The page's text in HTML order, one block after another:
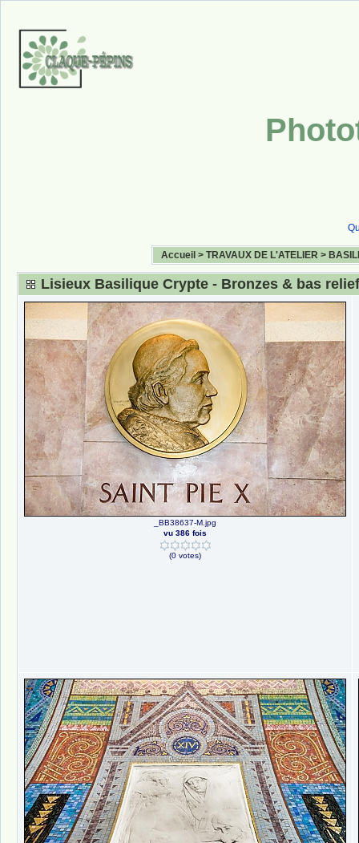
Accueil > TRAVAUX DE L'ATELIER >
Lisieux Basilique Crypte - Bronzes & bas
_BB38637-M.jpg
vu 386 fois
(0 votes)